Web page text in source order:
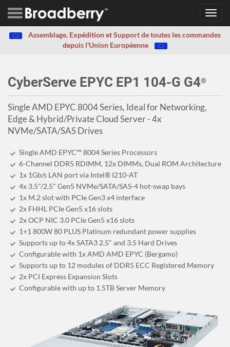
Assemblage, Expédition et Support de toutes les commandes
depuis l'Union Européenne
CyberServe EPYC EP1 104-G G4®
Single AMD EPYC 8004 Series, Ideal for Networking,
Edge & Hybrid/Private Cloud Server - 4x
NVMe/SATA/SAS Drives
Single AMD EPYC™ 8004 Series Processors
6-Channel DDR5 RDIMM, 12x DIMMs, Dual ROM Architecture
1x 1Gb/s LAN port via Intel® I210-AT
4x 3.5"/2.5" Gen5 NVMe/SATA/SAS-4 hot-swap bays
1x M.2 slot with PCIe Gen3 x4 interface
2x FHHL PCIe Gen5 x16 slots
2x OCP NIC 3.0 PCIe Gen5 x16 slots
1+1 800W 80 PLUS Platinum redundant power supplies
Supports up to 4x SATA3 2.5" and 3.5 Hard Drives
Configurable with 1x AMD AMD EPYC (Bergamo)
Supports up to 12 modules of DDR5 ECC Registered Memory
2x PCI Express Expansion Slots
Configurable with up to 1.5TB Server Memory